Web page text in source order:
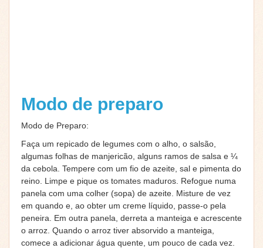
Modo de preparo
Modo de Preparo:
Faça um repicado de legumes com o alho, o salsão,
algumas folhas de manjericão, alguns ramos de salsa e ¼
da cebola. Tempere com um fio de azeite, sal e pimenta do
reino. Limpe e pique os tomates maduros. Refogue numa
panela com uma colher (sopa) de azeite. Misture de vez
em quando e, ao obter um creme líquido, passe-o pela
peneira. Em outra panela, derreta a manteiga e acrescente
o arroz. Quando o arroz tiver absorvido a manteiga,
comece a adicionar água quente, um pouco de cada vez.